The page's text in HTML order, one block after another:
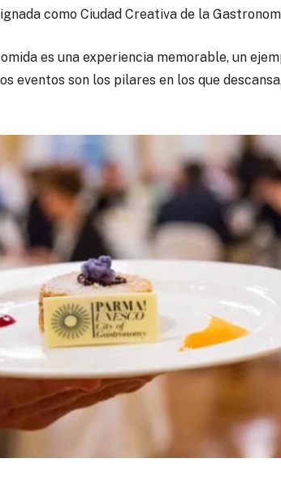
como Ciudad Creativa de la
es una experiencia memorable, un
eventos son los pilares en los que